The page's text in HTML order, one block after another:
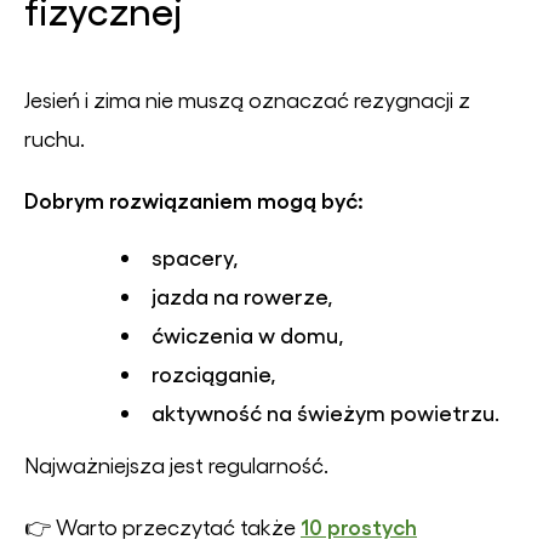
Jesień i zima nie muszą oznaczać rezygnacji z
ruchu.
Dobrym rozwiązaniem mogą być:
spacery,
jazda na rowerze,
ćwiczenia w domu,
rozciąganie,
aktywność na świeżym powietrzu.
Najważniejsza jest regularność.
👉 Warto przeczytać także 10 prostych